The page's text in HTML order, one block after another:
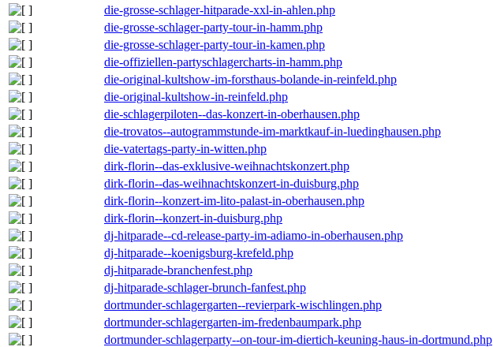
die-grosse-schlager-hitparade-xxl-in-ahlen.php
die-grosse-schlager-party-tour-in-hamm.php
die-grosse-schlager-party-tour-in-kamen.php
die-offiziellen-partyschlagercharts-in-hamm.php
die-original-kultshow-im-forsthaus-bolande-in-reinfeld.php
die-original-kultshow-in-reinfeld.php
die-schlagerpiloten--das-konzert-in-oberhausen.php
die-trovatos--autogrammstunde-im-marktkauf-in-luedinghausen.php
die-vatertags-party-in-witten.php
dirk-florin--das-exklusive-weihnachtskonzert.php
dirk-florin--das-weihnachtskonzert-in-duisburg.php
dirk-florin--konzert-im-lito-palast-in-oberhausen.php
dirk-florin--konzert-in-duisburg.php
dj-hitparade--cd-release-party-im-adiamo-in-oberhausen.php
dj-hitparade--koenigsburg-krefeld.php
dj-hitparade-branchenfest.php
dj-hitparade-schlager-brunch-fanfest.php
dortmunder-schlagergarten--revierpark-wischlingen.php
dortmunder-schlagergarten-im-fredenbaumpark.php
dortmunder-schlagerparty--on-tour-im-diertich-keuning-haus-in-dortmund.php